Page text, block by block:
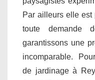
Par ailleurs elle
toute demande
garantissons une
incomparable.
de jardinage à